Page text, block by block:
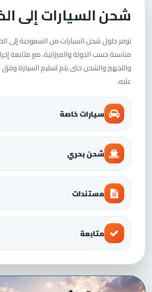
شحن السيارات إلى
نوفر حلول شحن السيارات من السعودية إلى
مناسبة حسب الدولة والميزانية، مع متابعة
والتجهيز والشحن حتى يتم تسليم السيارة
عليه.
سيارات خاصة
شحن بحري
مستندات
متابعة